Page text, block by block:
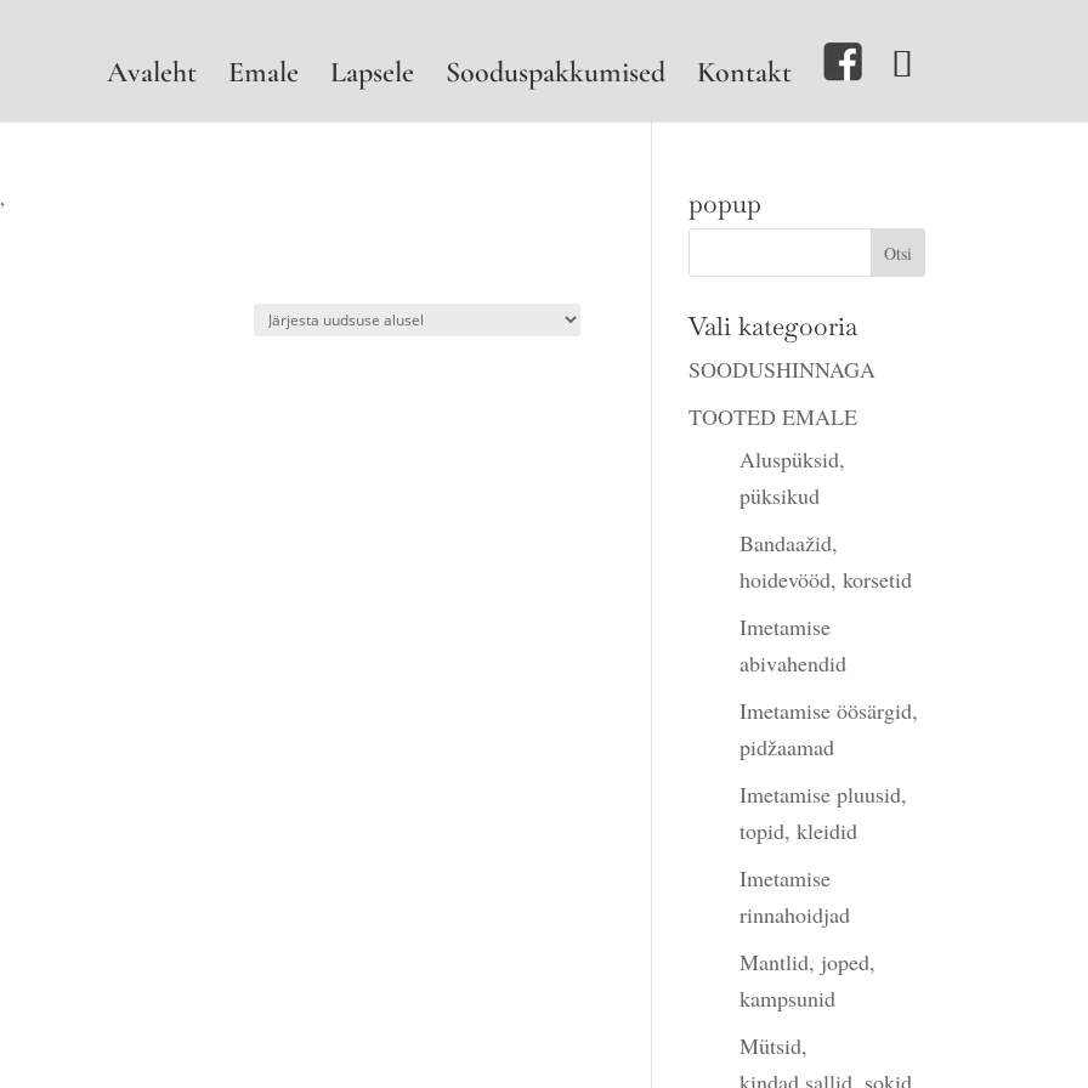
Avaleht Emale Lapsele Sooduspakkumised Kontakt
popup
Vali kategooria
SOODUSHINNAGA
TOOTED EMALE
Aluspüksid,
püksikud
Bandaažid,
hoidevööd, korsetid
Imetamise
abivahendid
Imetamise öösärgid,
pidžaamad
Imetamise pluusid,
topid, kleidid
Imetamise
rinnahoidjad
Mantlid, joped,
kampsunid
Mütsid,
kindad,sallid, sokid